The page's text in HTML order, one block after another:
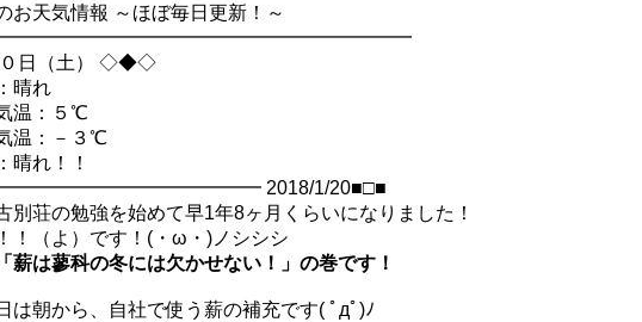
お天気情報 ～ほぼ毎日更新！～
日（土） ◇◆◇
晴れ
温：５℃
温：－３℃
晴れ！！
2018/1/20■□■
別荘の勉強を始めて早1年8ヶ月くらいになりました！
！（よ）です！(・ω・)ノシシシ
薪は蓼科の冬には欠かせない！」の巻です！
は朝から、自社で使う薪の補充です( ﾟдﾟ)ﾉ